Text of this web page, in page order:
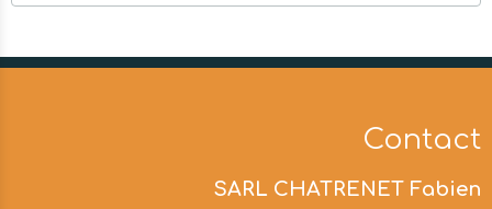
Contact
SARL CHATRENET Fabien